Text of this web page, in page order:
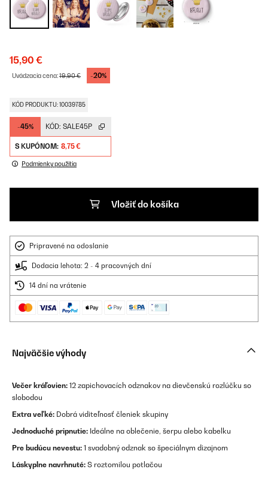
15,90 €
Uvádzacia cena:19,90 € -20%
KÓD PRODUKTU: 10039785
-45% KÓD: SALE45P
S KUPÓNOM: 8,75 €
Podmienky použitia
Vložiť do košíka
Pripravené na odoslanie
Dodacia lehota: 2 - 4 pracovných dní
14 dní na vrátenie
Najväčšie výhody
Večer kráľovien: 12 zapichovacích odznakov na dievčenskú rozlúčku so
slobodou
Extra veľké: Dobrá viditeľnosť členiek skupiny
Jednoduché pripnutie: Ideálne na oblečenie, šerpu alebo kabelku
Pre budúcu nevestu: 1 svadobný odznak so špeciálnym dizajnom
Láskyplne navrhnuté: S roztomilou potlačou